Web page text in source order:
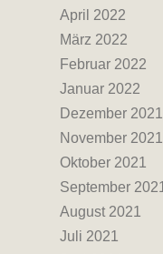
April 2022
März 2022
Februar 2022
Januar 2022
Dezember 2021
November 2021
Oktober 2021
September 2021
August 2021
Juli 2021